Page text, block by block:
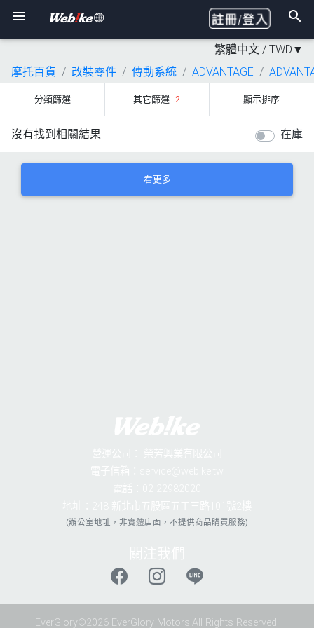
繁體中文 / TWD ▼
摩托百貨
改裝零件 傳動系統 ADVANTAGE
分類篩選 其它篩選 2 顯示排序
沒有找到相關結果 在庫
看更多
(辦公室地址，非實體店面，不提供商品購買服務)
EverGlory©2026 EverGlory Motors.All Rights Reserved.